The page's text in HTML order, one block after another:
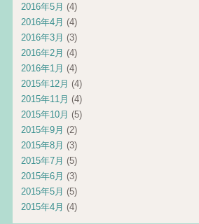
2016年5月 (4)
2016年4月 (4)
2016年3月 (3)
2016年2月 (4)
2016年1月 (4)
2015年12月 (4)
2015年11月 (4)
2015年10月 (5)
2015年9月 (2)
2015年8月 (3)
2015年7月 (5)
2015年6月 (3)
2015年5月 (5)
2015年4月 (4)